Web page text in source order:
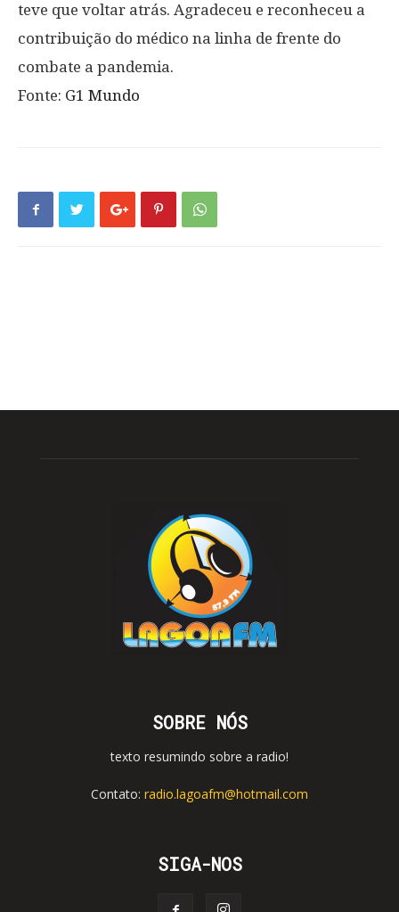
teve que voltar atrás. Agradeceu e reconheceu a
contribuição do médico na linha de frente do
combate a pandemia.
Fonte: G1 Mundo
SOBRE NÓS
texto resumindo sobre a radio!
Contato: radio.lagoafm@hotmail.com
SIGA-NOS